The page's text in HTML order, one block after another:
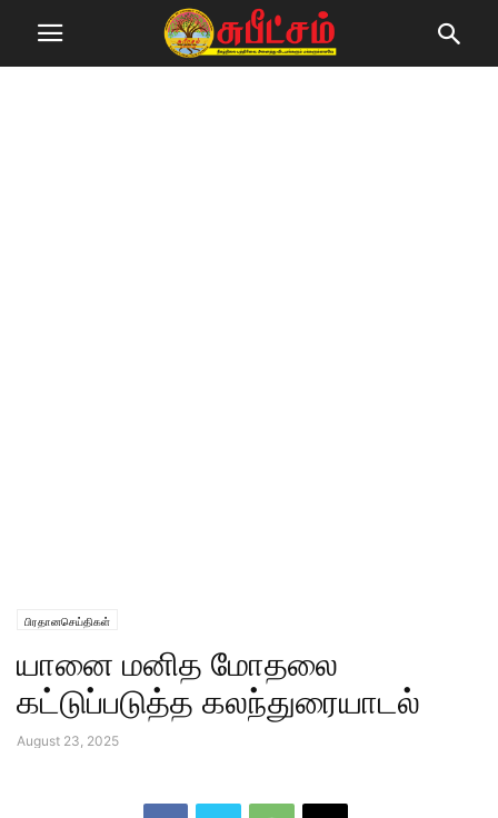
பிரதானசெய்திகள்
யானை மனித மோதலை
கட்டுப்படுத்த கலந்துரையாடல்
August 23, 2025